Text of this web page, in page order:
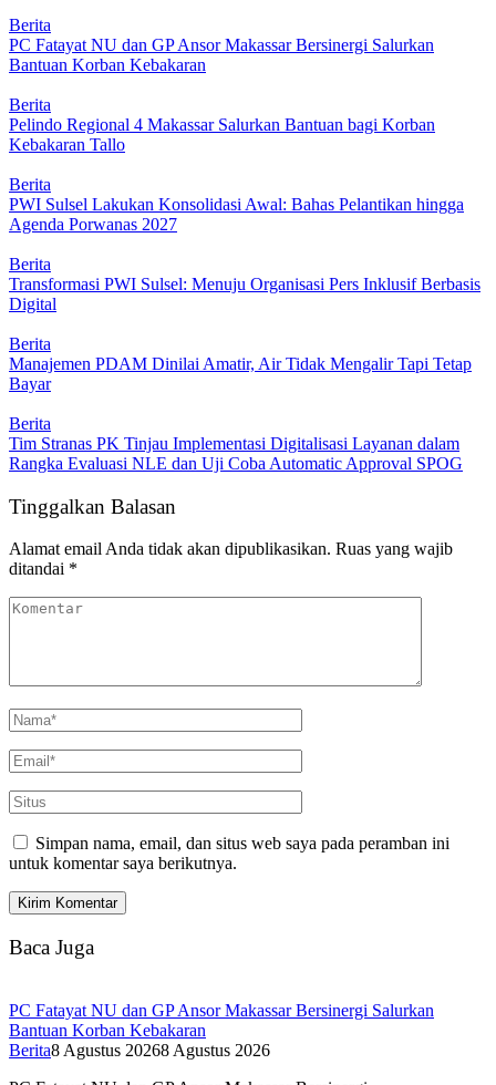
Berita
PC Fatayat NU dan GP Ansor Makassar Bersinergi Salurkan
Bantuan Korban Kebakaran
Berita
Pelindo Regional 4 Makassar Salurkan Bantuan bagi Korban
Kebakaran Tallo
Berita
PWI Sulsel Lakukan Konsolidasi Awal: Bahas Pelantikan hingga
Agenda Porwanas 2027
Berita
Transformasi PWI Sulsel: Menuju Organisasi Pers Inklusif Berbasis
Digital
Berita
Manajemen PDAM Dinilai Amatir, Air Tidak Mengalir Tapi Tetap
Bayar
Berita
Tim Stranas PK Tinjau Implementasi Digitalisasi Layanan dalam
Rangka Evaluasi NLE dan Uji Coba Automatic Approval SPOG
Tinggalkan Balasan
Alamat email Anda tidak akan dipublikasikan. Ruas yang wajib
ditandai *
Simpan nama, email, dan situs web saya pada peramban ini
untuk komentar saya berikutnya.
Baca Juga
PC Fatayat NU dan GP Ansor Makassar Bersinergi Salurkan
Bantuan Korban Kebakaran
Berita8 Agustus 20268 Agustus 2026